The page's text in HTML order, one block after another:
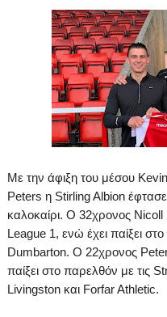
Με την άφιξη του μέσου Kevin
Peters η StirlingAlbion
καλοκαίρι. Ο 32χρονος Nicoll
League1, ενώ έχει παίξει
Dumbarton. Ο 22χρονος
παίξει στο παρελθόν με τις
Livingston και ForfarAthletic.